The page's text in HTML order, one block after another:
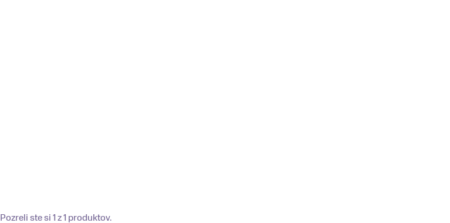
Pozreli ste si 1 z 1 produktov.